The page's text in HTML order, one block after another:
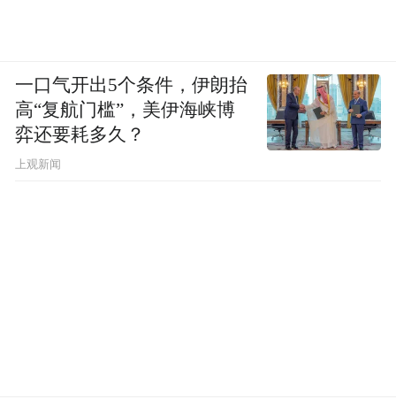
一口气开出5个条件，伊朗抬
高“复航门槛”，美伊海峡博
弈还要耗多久？
上观新闻